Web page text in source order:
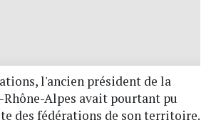
l'ancien président de la
Alpes avait pourtant pu
des fédérations de son territoire.